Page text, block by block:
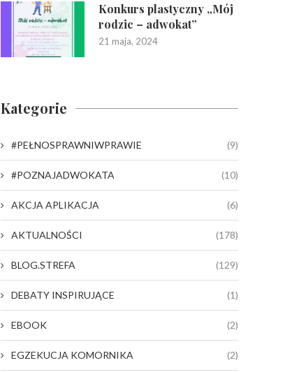
Konkurs plastyczny „Mój
rodzic – adwokat”
21 maja, 2024
Kategorie
#PEŁNOSPRAWNIWPRAWIE (9)
#POZNAJADWOKATA (10)
AKCJA APLIKACJA (6)
AKTUALNOŚCI (178)
BLOG.STREFA (129)
DEBATY INSPIRUJĄCE (1)
EBOOK (2)
EGZEKUCJA KOMORNIKA (2)